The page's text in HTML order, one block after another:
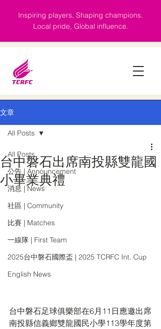
Inspiring players, Shaping champions.
Local pride, Global influence.
文章
All Posts
公告 | Announcement
消息 | News
社區 | Community
比賽 | Matches
一線隊 | First Team
2025台中磐石國際盃 | 2025 TCRFC Int. Cup
English News
All Posts
台中磐石出席南投縣雙龍國
小畢業典禮
台中磐石足球俱樂部在6月11日應邀出席
南投縣信義鄉雙龍國民小學113學年度第